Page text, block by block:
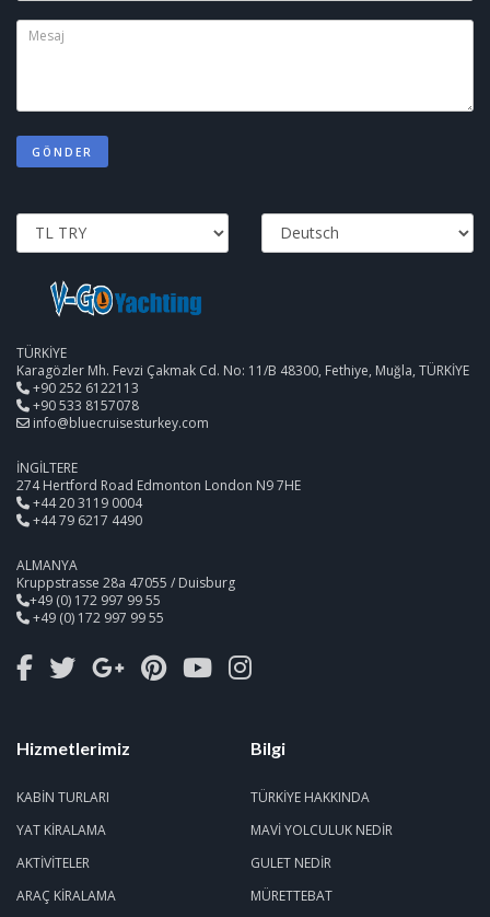
GÖNDER
TÜRKİYE
Karagözler Mh. Fevzi Çakmak Cd. No: 11/B 48300, Fethiye, Muğla, TÜRKİYE
+90 252 6122113
+90 533 8157078
info@bluecruisesturkey.com
İNGİLTERE
274 Hertford Road Edmonton London N9 7HE
+44 20 3119 0004
+44 79 6217 4490
ALMANYA
Kruppstrasse 28a 47055 / Duisburg
+49 (0) 172 997 99 55
+49 (0) 172 997 99 55
Hizmetlerimiz
KABIN TURLARI
YAT KIRALAMA
AKTIVITELER
ARAÇ KIRALAMA
Bilgi
TÜRKIYE HAKKINDA
MAVI YOLCULUK NEDIR
GULET NEDIR
MÜRETTEBAT